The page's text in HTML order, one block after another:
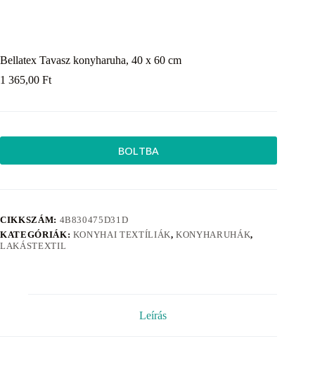
Bellatex Tavasz konyharuha, 40 x 60 cm
1 365,00 Ft
BOLTBA
CIKKSZÁM: 4B830475D31D
KATEGÓRIÁK: KONYHAI TEXTÍLIÁK,KONYHARUHÁK,
LAKÁSTEXTIL
Leírás